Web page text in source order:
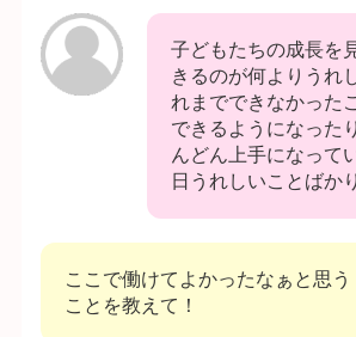
子どもたちの成長を
きるのが何よりうれ
れまでできなかった
できるようになった
んどん上手になって
日うれしいことばか
ここで働けてよかったなぁと思う
ことを教えて！